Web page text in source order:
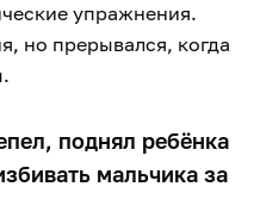
упражнения.
но прерывался, когда
поднял ребёнка
мальчика за